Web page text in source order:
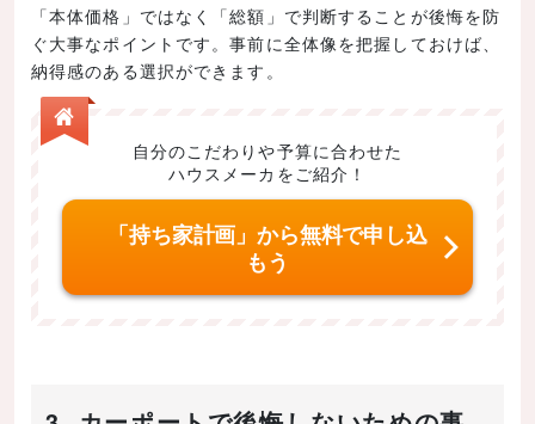
「本体価格」ではなく「総額」で判断することが後悔を防
ぐ大事なポイントです。事前に全体像を把握しておけば、
納得感のある選択ができます。
自分のこだわりや予算に合わせた
ハウスメーカをご紹介！
「持ち家計画」から無料で申し込
もう